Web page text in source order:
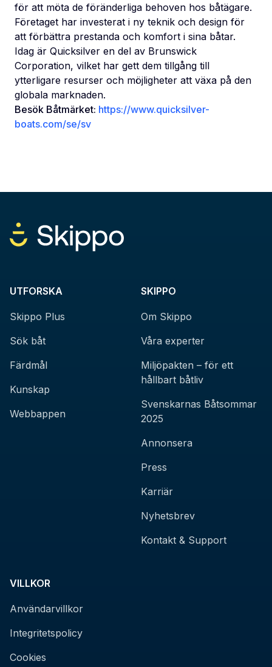
för att möta de föränderliga behoven hos båtägare.
Företaget har investerat i ny teknik och design för
att förbättra prestanda och komfort i sina båtar.
Idag är Quicksilver en del av Brunswick
Corporation, vilket har gett dem tillgång till
ytterligare resurser och möjligheter att växa på den
globala marknaden.
Besök Båtmärket: https://www.quicksilver-
boats.com/se/sv
UTFORSKA
Skippo Plus
Sök båt
Färdmål
Kunskap
Webbappen
SKIPPO
Om Skippo
Våra experter
Miljöpakten – för ett
hållbart båtliv
Svenskarnas Båtsommar
2025
Annonsera
Press
Karriär
Nyhetsbrev
Kontakt & Support
VILLKOR
Användarvillkor
Integritetspolicy
Cookies